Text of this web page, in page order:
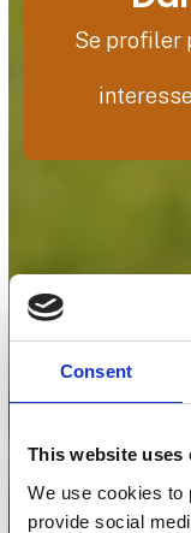
Consent
This website uses
We use cookies to
provide social
Se profiler